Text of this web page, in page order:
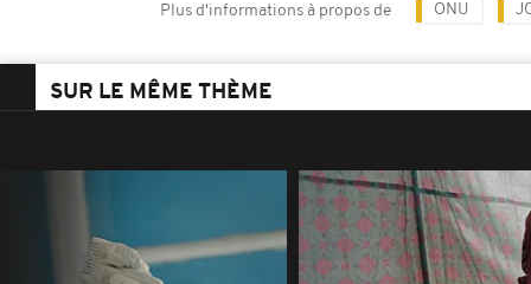
Plus d'informations à propos de ONU
SUR LE MÊME THÈME